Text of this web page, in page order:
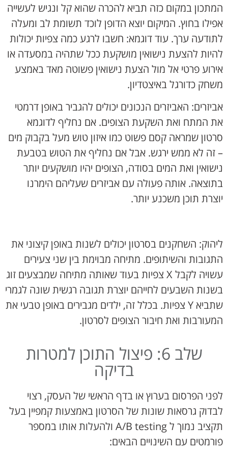
המתכון במקום כזה תביא להכרה שהוא קל ונגיש לעשייה
אפילו בחוץ. המיקום יוצא הדופן לוכד תשומת לב ומעלה
לתודעה ערך. עוד דוגמא: חשבו לרגע כמה צפיות יכולות
להיות להצעת נישואין מושקעת ככל שתהיה במסעדה או
אירוע פרטי אל מול הצעת נישואין פשוטה מאד באמצע
משחק כדורגל באיצטדיון.
אביזרים: האביזרים הנכונים יכולים להגביר באופן דרמטי
את המתח ואת השקעת הצופים. אם נחליף לדוגמא
סרטון שמראה קסם פשוט כמו איזון טוש מעל בקבוק מים
– זה לא ממש ירגש. אבל אם נחליף את הטוש בטבעת
נישואין ואת המים בסודה, הצופים יהיו מושקעים יותר
בתוצאה. אותה פעולה עם אביזרים שעליהם הימרנו
יוצרת תוכן משכנע יותר.
ליהוק: השחקנים בסרטון יכולים לשנות באופן קיצוני את
התגובות והשיתופים. מתיחה מבוימת בין שני צעירים
עשויה לקבל X צפיות בעוד שאותה מתיחה שמבצעים זוג
בשנות השבעים לחייהם יוצרת תגובה רגשית שונה לגמרי
שתביא Y צפיות. בכלל זה, ילדים מגבירים באופן טבעי את
המעורבות ואת חיבור הצופים לסרטון.
שלב 6: פיצול התוכן למטרות
בדיקה
לפני הפרסום בערוץ או בדף הראשי של העסק, רצוי
לבדוק גרסאות שונות של הסרטון באמצעות קמפיין בעל
תקציב נמוך ל A/B testing ולהעלות אותו במספר
פורמטים עם השינויים הבאים: